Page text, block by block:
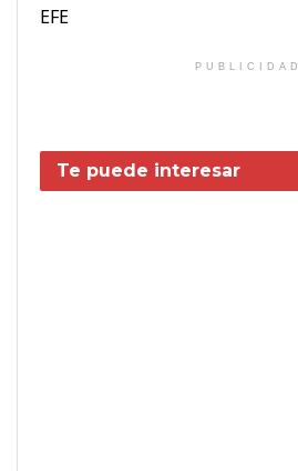
EFE
PUBLICIDAD
Te puede interesar